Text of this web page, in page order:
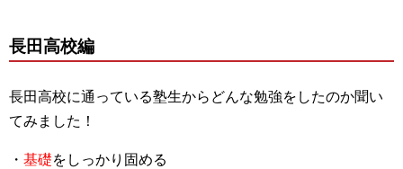
長田高校編
長田高校に通っている塾生からどんな勉強をしたのか聞い
てみました！
・ 基礎をしっかり固める